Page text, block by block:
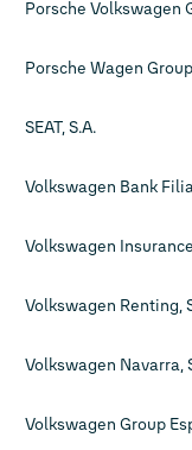
Porsche Volkswagen
Porsche Wagen
SEAT, S.A.
Volkswagen Bank
Volkswagen
Volkswagen Renting,
Volkswagen Navarra,
Volkswagen Group